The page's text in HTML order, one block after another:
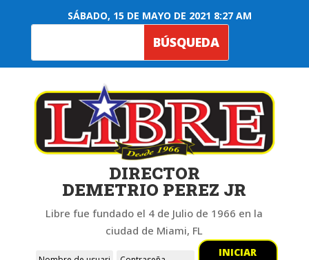
SÁBADO, 15 DE MAYO DE 2021 8:27 AM
DIRECTOR
DEMETRIO PEREZ JR
Libre fue fundado el 4 de Julio de 1966 en la
ciudad de Miami, FL
INICIAR